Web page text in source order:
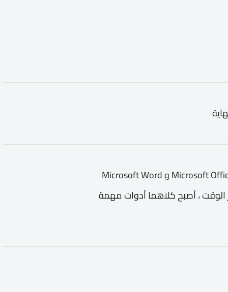
دورة معتمدة اون لاين مجانية Word يعد استخدام Microsoft Office و Microsoft Word
الوقت ، أصبح كلاهما أدوات مهمة